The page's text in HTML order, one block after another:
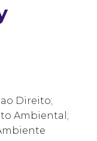
Direito;
Ambiental;